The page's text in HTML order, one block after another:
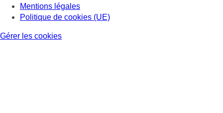
Mentions légales
Politique de cookies (UE)
Gérer les cookies